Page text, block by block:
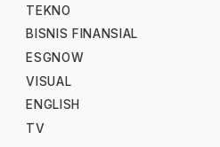
TEKNO
BISNIS FINANSIAL
ESGNOW
VISUAL
ENGLISH
TV